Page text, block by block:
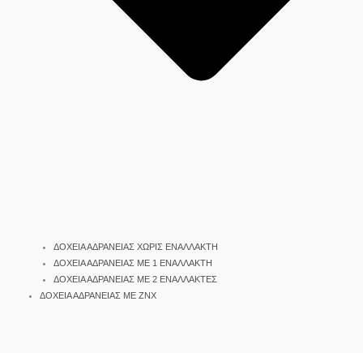
ΔΟΧΕΙΑ ΑΔΡΑΝΕΙΑΣ ΧΩΡΙΣ ΕΝΑΛΛΑΚΤΗ
ΔΟΧΕΙΑ ΑΔΡΑΝΕΙΑΣ ΜΕ 1 ΕΝΑΛΛΑΚΤΗ
ΔΟΧΕΙΑ ΑΔΡΑΝΕΙΑΣ ΜΕ 2 ΕΝΑΛΛΑΚΤΕΣ
ΔΟΧΕΙΑ ΑΔΡΑΝΕΙΑΣ ΜΕ ΖΝΧ